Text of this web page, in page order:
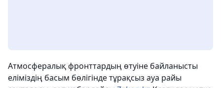
Атмосфералық фронттардың өтуіне байланысты
еліміздің басым бөлігінде тұрақсыз ауа райы